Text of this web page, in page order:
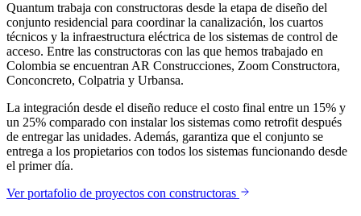
Quantum trabaja con constructoras desde la etapa de diseño del
conjunto residencial para coordinar la canalización, los cuartos
técnicos y la infraestructura eléctrica de los sistemas de control de
acceso. Entre las constructoras con las que hemos trabajado en
Colombia se encuentran AR Construcciones, Zoom Constructora,
Conconcreto, Colpatria y Urbansa.
La integración desde el diseño reduce el costo final entre un 15% y
un 25% comparado con instalar los sistemas como retrofit después
de entregar las unidades. Además, garantiza que el conjunto se
entrega a los propietarios con todos los sistemas funcionando desde
el primer día.
Ver portafolio de proyectos con constructoras